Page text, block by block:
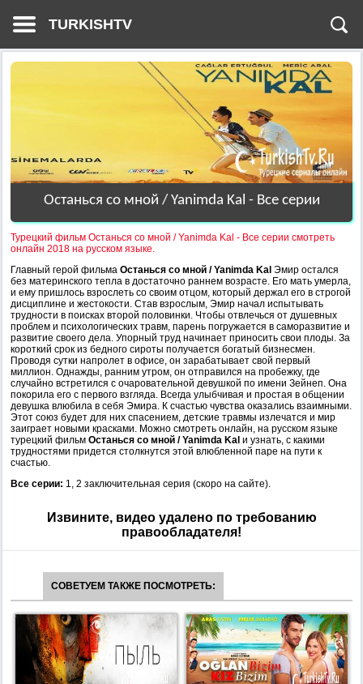
TURKISHTV
Останься со мной / Yanimda Kal - Все серии
Турецкий фильм Останься со мной / Yanimda Kal - Все серии смотреть
онлайн 2018 на русском языке.
Главный герой фильма Останься со мной / Yanimda Kal Эмир остался
без материнского тепла в достаточно раннем возрасте. Его мать умерла,
и ему пришлось взрослеть со своим отцом, который держал его в строгой
дисциплине и жестокости. Став взрослым, Эмир начал испытывать
трудности в поисках второй половинки. Чтобы отвлечься от душевных
проблем и психологических травм, парень погружается в саморазвитие и
развитие своего дела. Упорный труд начинает приносить свои плоды. За
короткий срок из бедного сироты получается богатый бизнесмен.
Проводя сутки напролет в офисе, он зарабатывает свой первый
миллион. Однажды, ранним утром, он отправился на пробежку, где
случайно встретился с очаровательной девушкой по имени Зейнеп. Она
покорила его с первого взгляда. Всегда улыбчивая и простая в общении
девушка влюбила в себя Эмира. К счастью чувства оказались взаимными.
Этот союз будет для них спасением, детские травмы излечатся и мир
заиграет новыми красками. Можно смотреть онлайн, на русском языке
турецкий фильм Останься со мной / Yanimda Kal и узнать, с какими
трудностями придется столкнутся этой влюбленной паре на пути к
счастью.
Все серии: 1, 2 заключительная серия (скоро на сайте).
Извините, видео удалено по требованию
правообладателя!
СОВЕТУЕМ ТАКЖЕ ПОСМОТРЕТЬ: